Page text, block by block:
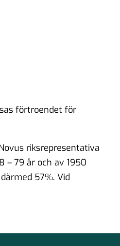
förtroendet för
riksrepresentativa
– 79 år och av 1950
57%. Vid